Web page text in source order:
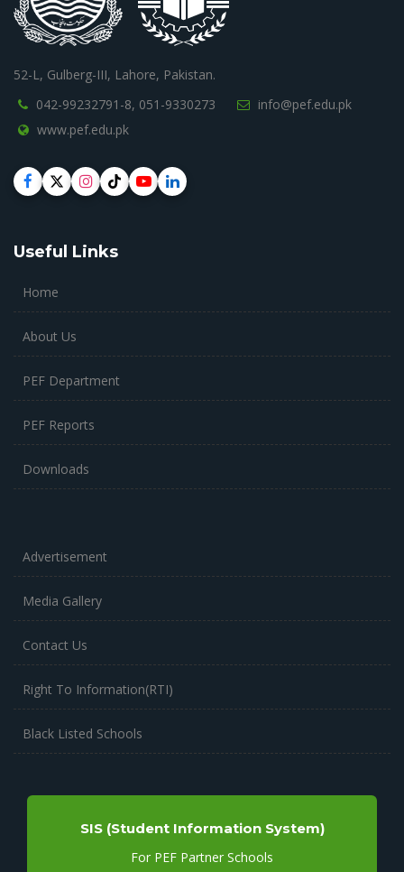
52-L, Gulberg-III, Lahore, Pakistan.
042-99232791-8, 051-9330273
info@pef.edu.pk
www.pef.edu.pk
Useful Links
Home
About Us
PEF Department
PEF Reports
Downloads
Advertisement
Media Gallery
Contact Us
Right To Information(RTI)
Black Listed Schools
SIS (Student Information System)
For PEF Partner Schools